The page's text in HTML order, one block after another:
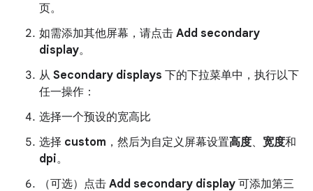
页。
如需添加其他屏幕，请点击 Add secondary
display。
从 Secondary displays 下的下拉菜单中，执行以下
任一操作：
选择一个预设的宽高比
选择 custom ，然后为自定义屏幕设置高度、 宽度和
dpi。
（可选）点击 Add secondary display 可添加第三